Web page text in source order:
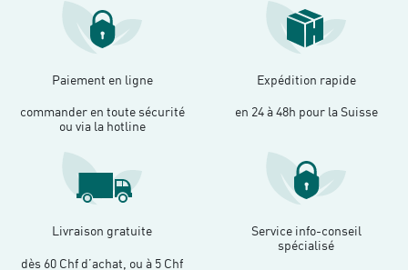
Paiement en ligne
commander en toute sécurité
ou via la hotline
Expédition rapide
en 24 à 48h pour la Suisse
Livraison gratuite
dès 60 Chf d’achat, ou à 5 Chf
Service info-conseil
spécialisé